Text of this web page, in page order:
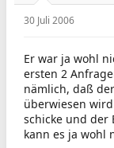
30 Juli 2006
Er war ja wohl
ersten 2
nämlich, daß
überwiesen
schicke und der
kann es ja wohl